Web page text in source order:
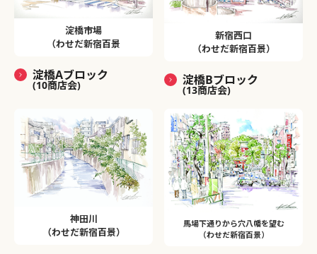
淀橋市場
（わせだ新宿百景
淀橋Aブロック
(10商店会)
新宿西口
（わせだ新宿百景）
淀橋Bブロック
(13商店会)
神田川
（わせだ新宿百景）
馬場下通りから穴八幡を望む
（わせだ新宿百景）